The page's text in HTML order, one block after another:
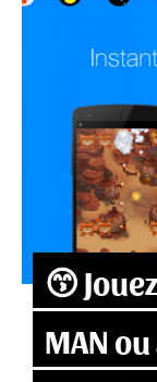
😙
MAN ou